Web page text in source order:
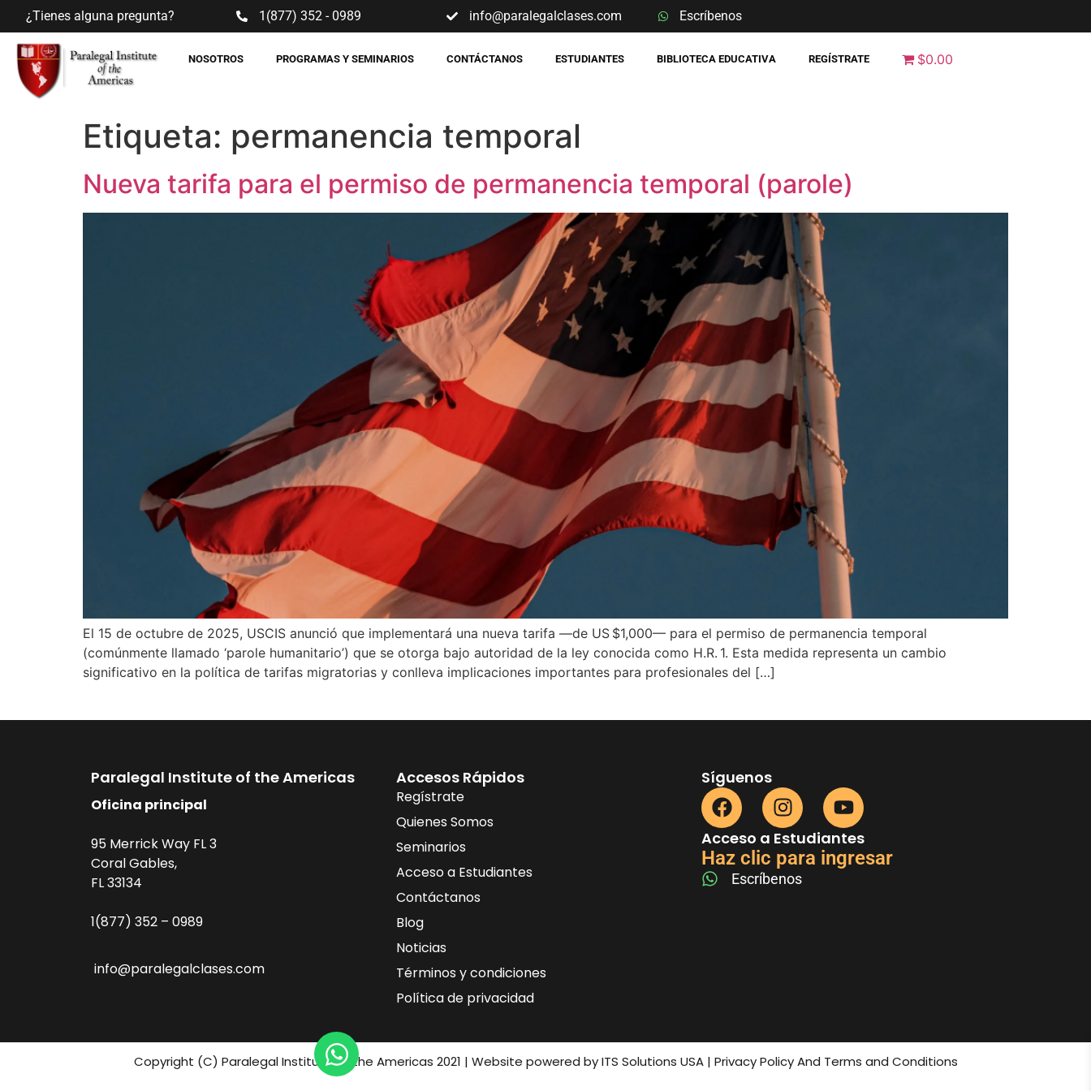
¿Tienes alguna pregunta? 1(877) 352 - 0989 info@paralegalclases.com Escríbenos
NOSOTROS PROGRAMAS Y SEMINARIOS CONTÁCTANOS ESTUDIANTES BIBLIOTECA EDUCATIVA REGÍSTRATE $0.00
Etiqueta: permanencia temporal
Nueva tarifa para el permiso de permanencia temporal (parole)
El 15 de octubre de 2025, USCIS anunció que implementará una nueva tarifa —de US $1,000— para el permiso de permanencia temporal
(comúnmente llamado ‘parole humanitario’) que se otorga bajo autoridad de la ley conocida como H.R. 1. Esta medida representa un cambio
significativo en la política de tarifas migratorias y conlleva implicaciones importantes para profesionales del […]
Paralegal Institute of the Americas
Oficina principal
95 Merrick Way FL 3
Coral Gables,
FL 33134
1(877) 352 – 0989
info@paralegalclases.com
Accesos Rápidos
Regístrate
Quienes Somos
Seminarios
Acceso a Estudiantes
Contáctanos
Blog
Noticias
Términos y condiciones
Política de privacidad
Síguenos
Acceso a Estudiantes
Haz clic para ingresar
Escríbenos
Copyright (C) Paralegal Institute fo the Americas 2021 | Website powered by ITS Solutions USA | Privacy Policy And Terms and Conditions